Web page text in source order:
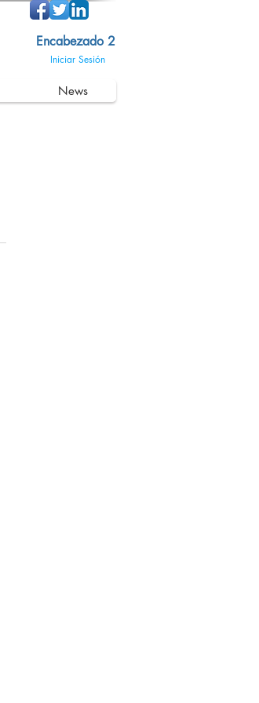
Encabezado 2
Iniciar Sesión
News